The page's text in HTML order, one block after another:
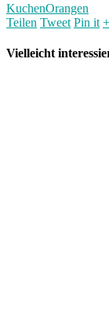
KuchenOrangen
Teilen Tweet Pin it
Vielleicht